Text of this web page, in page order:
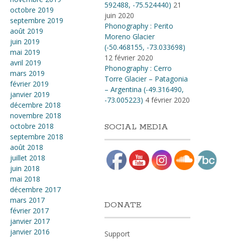
octobre 2019
septembre 2019
août 2019
juin 2019
mai 2019
avril 2019
mars 2019
février 2019
janvier 2019
décembre 2018
novembre 2018
octobre 2018
septembre 2018
août 2018
juillet 2018
juin 2018
mai 2018
décembre 2017
mars 2017
février 2017
janvier 2017
janvier 2016
592488, -75​.​524440) 21
juin 2020
Phonography : Perito
Moreno Glacier
(-50.468155, -73.033698)
12 février 2020
Phonography : Cerro
Torre Glacier – Patagonia
– Argentina (-49.316490,
-73.005223) 4 février 2020
SOCIAL MEDIA
DONATE
Support